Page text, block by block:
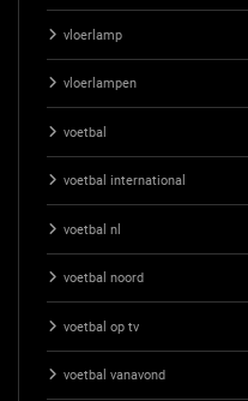
vloerlamp
vloerlampen
voetbal
voetbal international
voetbal nl
voetbal noord
voetbal op tv
voetbal vanavond